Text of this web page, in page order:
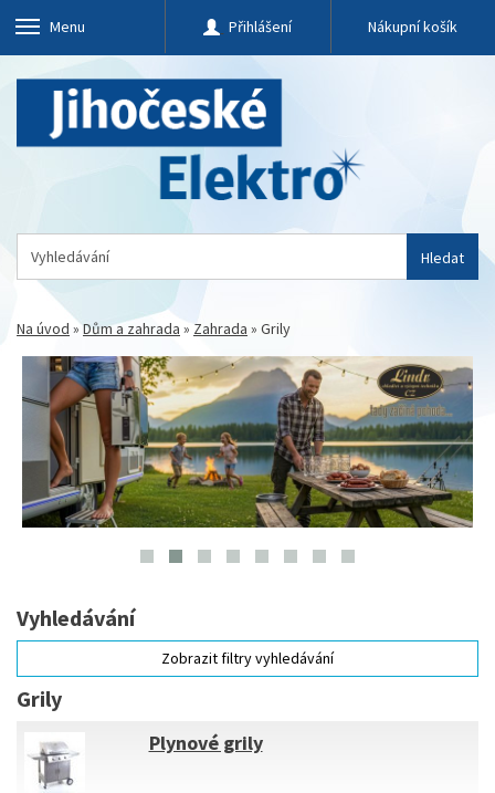
Menu Přihlášení Nákupní košík
Hledat
Na úvod »Dům a zahrada » Zahrada » Grily
Vyhledávání
Zobrazit filtry vyhledávání
Grily
Plynové grily